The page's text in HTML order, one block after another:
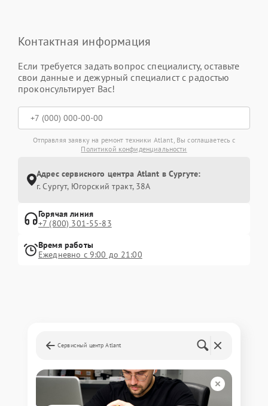
Контактная информация
Если требуется задать вопрос специалисту, оставьте
свои данные и дежурный специалист с радостью
проконсультирует Вас!
Отправляя заявку на ремонт техники Atlant, Вы соглашаетесь с
Политикой конфиденциальности
Адрес сервисного центра Atlant в Сургуте:
г. Сургут, Югорский тракт, 38А
Горячая линия
+7 (800) 301-55-83
Время работы
Ежедневно с 9:00 до 21:00
Сервисный центр Atlant